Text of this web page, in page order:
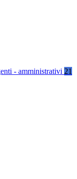
- amministrativi 21